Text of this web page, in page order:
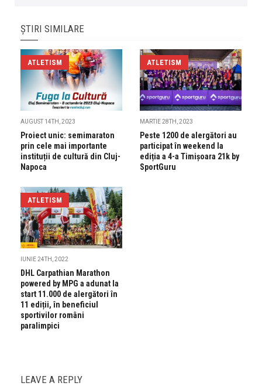
ȘTIRI SIMILARE
ATLETISM
AUGUST 14TH, 2023
Proiect unic: semimaraton
prin cele mai importante
instituții de cultură din Cluj-
Napoca
ATLETISM
MARTIE 28TH, 2023
Peste 1200 de alergători au
participat în weekend la
ediția a 4-a Timișoara 21k by
SportGuru
ATLETISM
IUNIE 24TH, 2022
DHL Carpathian Marathon
powered by MPG a adunat la
start 11.000 de alergători în
11 ediții, în beneficiul
sportivilor români
paralimpici
LEAVE A REPLY